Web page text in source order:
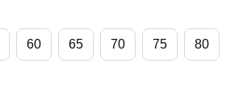
60 65 70 75 80